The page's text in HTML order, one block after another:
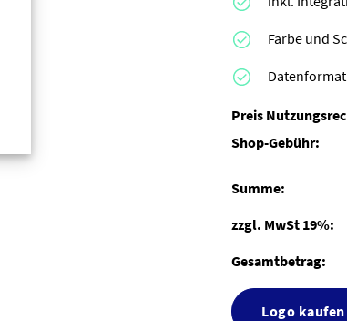
Farbe und
Preis
Shop-Gebühr:
---
Summe:
zzgl. MwSt 19%:
Gesamtbetrag:
Logo kaufen